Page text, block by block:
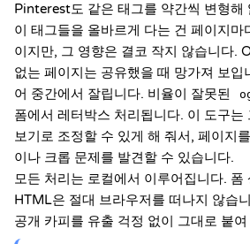
Pinterest도 같은 태그를 약간씩 변형해
이 태그들을 올바르게 다는 건 페이지마
이지만, 그 영향은 결코 작지 않습니다.
없는 페이지는 공유했을 때 망가져 보입
어 중간에서 잘립니다. 비율이 잘못된
폼에서 레터박스 처리됩니다. 이 도구는
보기로 조정할 수 있게 해 줘서, 페이지
이나 크롭 문제를 발견할 수 있습니다.
모든 처리는 로컬에서 이루어집니다. 폼
HTML은 절대 브라우저를 떠나지 않습
공개 카피를 유출 걱정 없이 그대로 붙